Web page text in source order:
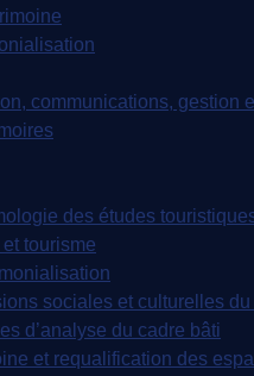
communications, gestion
des études
tourisme
sociales et culturelles du
d’analyse du cadre bâti
et requalification des